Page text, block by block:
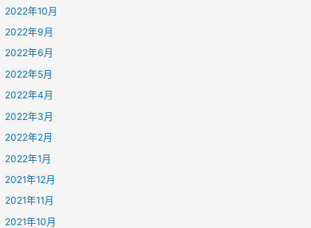
2022年10月
2022年9月
2022年6月
2022年5月
2022年4月
2022年3月
2022年2月
2022年1月
2021年12月
2021年11月
2021年10月